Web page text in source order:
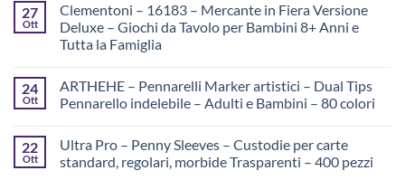
27
Ott
Clementoni – 16183 – Mercante in Fiera Versione
Deluxe – Giochi da Tavolo per Bambini 8+ Anni e
Tutta la Famiglia
24
Ott
ARTHEHE – Pennarelli Marker artistici – Dual Tips
Pennarello indelebile – Adulti e Bambini – 80 colori
22
Ott
Ultra Pro – Penny Sleeves – Custodie per carte
standard, regolari, morbide Trasparenti – 400 pezzi